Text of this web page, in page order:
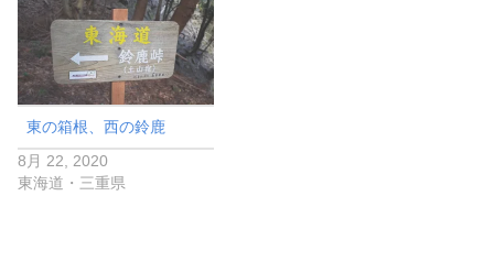
東の箱根、西の鈴鹿
8月 22, 2020
東海道・三重県